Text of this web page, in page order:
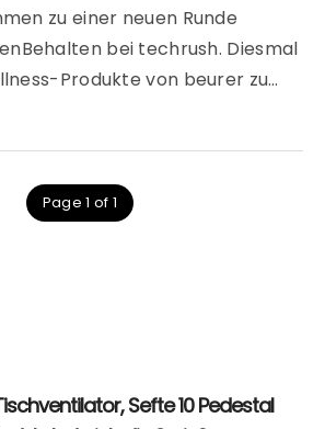
zu einer neuen Runde
bei techrush. Diesmal
Produkte von beurer zu…
Page 1 of 1